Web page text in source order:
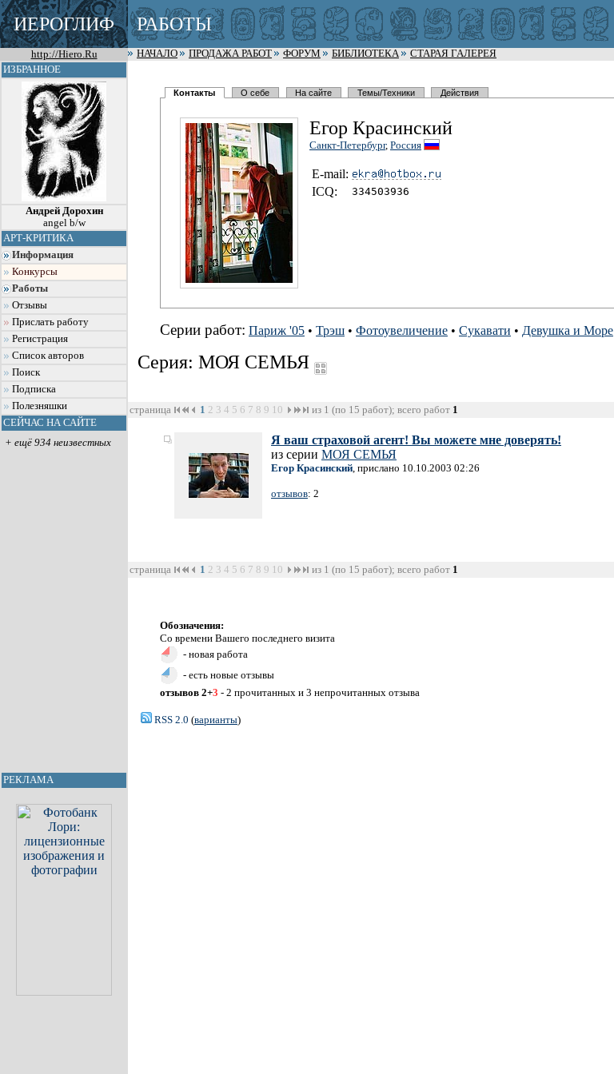
ИЕРОГЛИФ РАБОТЫ
http://Hiero.Ru НАЧАЛО ПРОДАЖА РАБОТ ФОРУМ БИБЛИОТЕКА
СТАРАЯ ГАЛЕРЕЯ
ИЗБРАННОЕ
Андрей Дорохин
angel b/w
АРТ-КРИТИКА
Информация
Конкурсы
Работы
Отзывы
Прислать работу
Регистрация
Список авторов
Поиск
Подписка
Полезняшки
СЕЙЧАС НА САЙТЕ
+ ещё 934 неизвестных
РЕКЛАМА
Контакты О себе На сайте Темы/Техники Действия
Егор Красинский
Санкт-Петербург, Россия
E-mail:
ICQ: 334503936
Серии работ: Париж '05 • Трэш • Фотоувеличение • Сукавати • Девушка и Море
Серия: МОЯ СЕМЬЯ
страница 1 2 3 4 5 6 7 8 9 10 из 1 (по 15 работ); всего работ 1
Я ваш страховой агент! Вы можете мне доверять!
из серии МОЯ СЕМЬЯ
Егор Красинский, прислано 10.10.2003 02:26
отзывов: 2
страница 1 2 3 4 5 6 7 8 9 10 из 1 (по 15 работ); всего работ 1
Обозначения:
Со времени Вашего последнего визита
- новая работа
- есть новые отзывы
отзывов 2+3 - 2 прочитанных и 3 непрочитанных отзыва
RSS 2.0 (варианты)